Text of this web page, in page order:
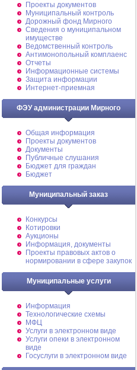
Проекты документов
Муниципальный контроль
Дорожный фонд Мирного
Cведения о муниципальном
имуществе
Ведомственный контроль
Антимонопольный комплаенс
Отчеты
Информационные системы
Защита информации
Интернет-приемная
ФЭУ администрации Мирного
Общая информация
Проекты документов
Документы
Публичные слушания
Бюджет для граждан
Бюджет
Муниципальный заказ
Конкурсы
Котировки
Аукционы
Информация, документы
Проекты правовых актов о
нормировании в сфере закупок
Муниципальные услуги
Информация
Технологические схемы
МФЦ
Услуги в электронном виде
Услуги опеки в электронном
виде
Госуслуги в электронном виде